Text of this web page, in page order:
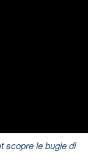
scopre le bugie di